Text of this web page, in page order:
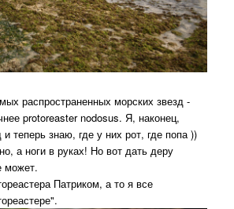
распространенных морских звезд -
protoreaster nodosus. Я, наконец,
и теперь знаю, где у них рот, где попа ))
а ноги в руках! Но вот дать деру
может.
Патриком, а то я все